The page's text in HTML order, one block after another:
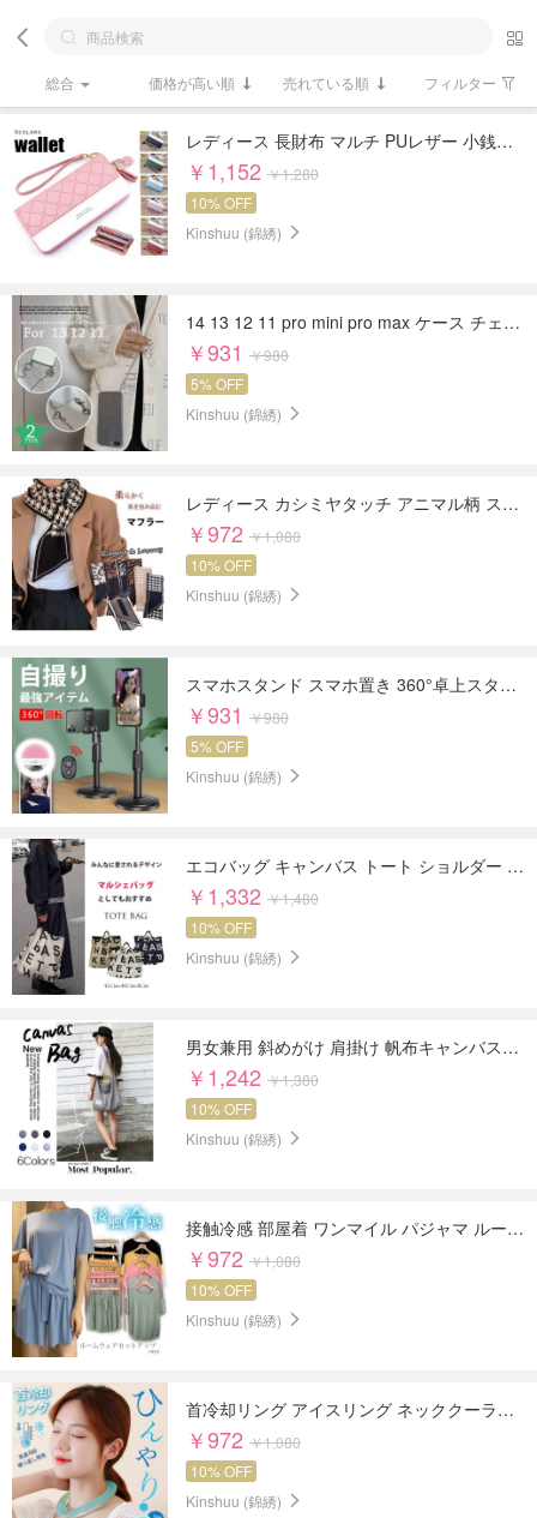
総合 価格が高い順 売れている順 フィルター
レディース 長財布 マルチ PUレザー 小銭入れ 大容量 カード収納 タッセル
￥1,152 ￥1,280
10% OFF
Kinshuu (錦綉)
14 13 12 11 pro mini pro max ケース チェーン 斜め掛け 肩掛け クリア
￥931 ￥980
5% OFF
Kinshuu (錦綉)
レディース カシミヤタッチ アニマル柄 スカーフ 防寒 防風 マフラー ネックウォーマー
￥972 ￥1,080
10% OFF
Kinshuu (錦綉)
スマホスタンド スマホ置き 360°卓上スタンド スマホホルダー 自撮りリモコン 自撮りライト リングライト
￥931 ￥980
5% OFF
Kinshuu (錦綉)
エコバッグ キャンバス トート ショルダー 英文 英ロゴ マルシェバッグ
￥1,332 ￥1,480
10% OFF
Kinshuu (錦綉)
男女兼用 斜めがけ 肩掛け 帆布キャンバスバッグ 大容量 おしゃれ 収納力抜群 軽量 ショルダー
￥1,242 ￥1,380
10% OFF
Kinshuu (錦綉)
接触冷感 部屋着 ワンマイル パジャマ ルームウェア セットアップ ショートパンツ
￥972 ￥1,080
10% OFF
Kinshuu (錦綉)
首冷却リング アイスリング ネッククーラー ネッククール 冷却リング ひんやり 18℃
￥972 ￥1,080
10% OFF
Kinshuu (錦綉)